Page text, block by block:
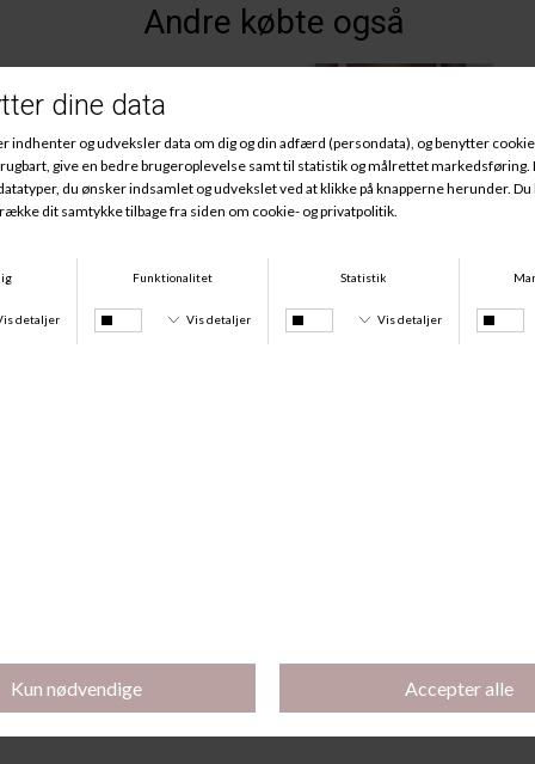
Andre købte også
DKK 299,95DKK 224,96
Bikini Top, Lagoon Tie And Dye
DKK 449,95DKK 337,46